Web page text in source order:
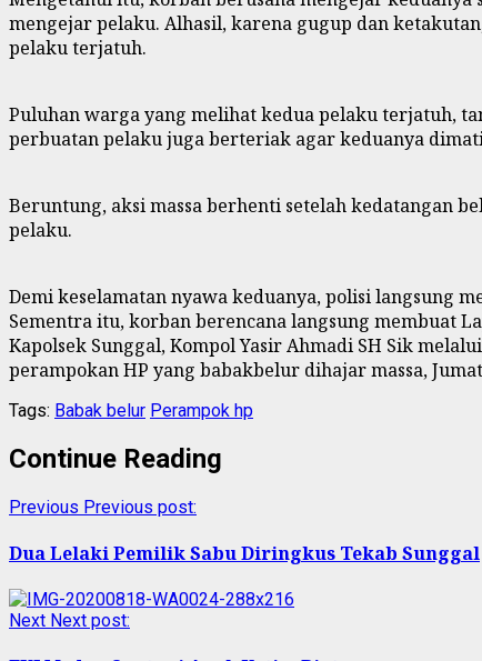
mengejar pelaku. Alhasil, karena gugup dan
pelaku terjatuh.
Puluhan warga yang melihat kedua pelaku terjatuh,
perbuatan pelaku juga berteriak agar keduanya
Beruntung, aksi massa berhenti setelah kedatangan
pelaku.
Demi keselamatan nyawa keduanya, polisi langsung
Sementra itu, korban berencana langsung membuat
Kapolsek Sunggal, Kompol Yasir Ahmadi SH Sik
perampokan HP yang babakbelur dihajar massa,
Tags: Babak belur Perampok hp
Continue Reading
Previous Previous post:
Dua Lelaki Pemilik Sabu Diringkus Tekab Sunggal
Next Next post: